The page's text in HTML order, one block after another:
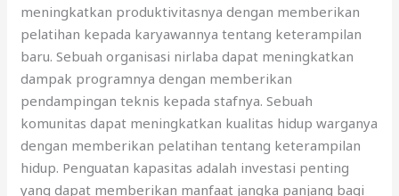
meningkatkan produktivitasnya dengan memberikan
pelatihan kepada karyawannya tentang keterampilan
baru. Sebuah organisasi nirlaba dapat meningkatkan
dampak programnya dengan memberikan
pendampingan teknis kepada stafnya. Sebuah
komunitas dapat meningkatkan kualitas hidup warganya
dengan memberikan pelatihan tentang keterampilan
hidup. Penguatan kapasitas adalah investasi penting
yang dapat memberikan manfaat jangka panjang bagi